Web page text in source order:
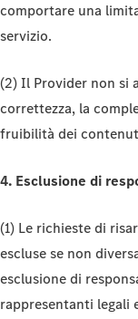
comportare una
servizio.
(2) Il Provider non si
correttezza, la
fruibilità dei
4. Esclusione di
(1) Le richieste di
escluse se non
esclusione di
rappresentanti legali